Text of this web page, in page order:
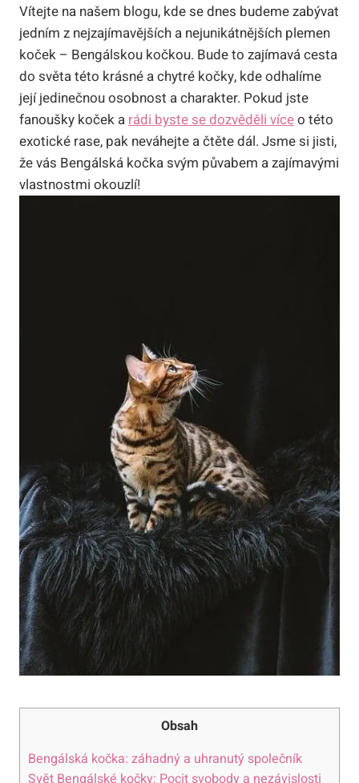
Vítejte na našem blogu, kde se dnes budeme zabývat‍
jedním z nejzajímavějších a‌ nejunikátnějších plemen
koček – Bengálskou ⁣kočkou. Bude ⁣to zajímavá cesta‌
do světa této krásné a chytré kočky, kde odhalíme
její jedinečnou osobnost a charakter. Pokud jste
fanoušky koček a rádi byste se dozvěděli víceo této
exotické ⁣rase,⁤ pak neváhejte a čtěte dál. Jsme si⁢ jisti,
že vás Bengálská kočka svým půvabem a zajímavými
‌vlastnostmi okouzlí!
Obsah
Bengálská ​kočka: záhadný a uhranutý společník